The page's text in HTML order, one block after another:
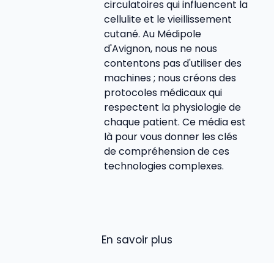
circulatoires qui influencent la
cellulite et le vieillissement
cutané. Au Médipole
d'Avignon, nous ne nous
contentons pas d'utiliser des
machines ; nous créons des
protocoles médicaux qui
respectent la physiologie de
chaque patient. Ce média est
là pour vous donner les clés
de compréhension de ces
technologies complexes.
En savoir plus